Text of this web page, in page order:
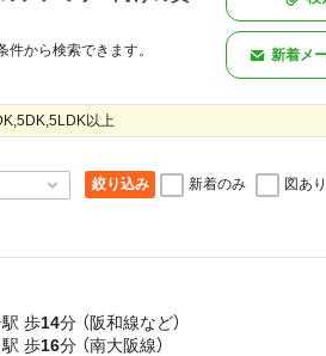
から検索できます。
新着メ
以上
絞り込み 新着のみ 図あり
歩14分 （阪和線など）
歩16分 （南大阪線）